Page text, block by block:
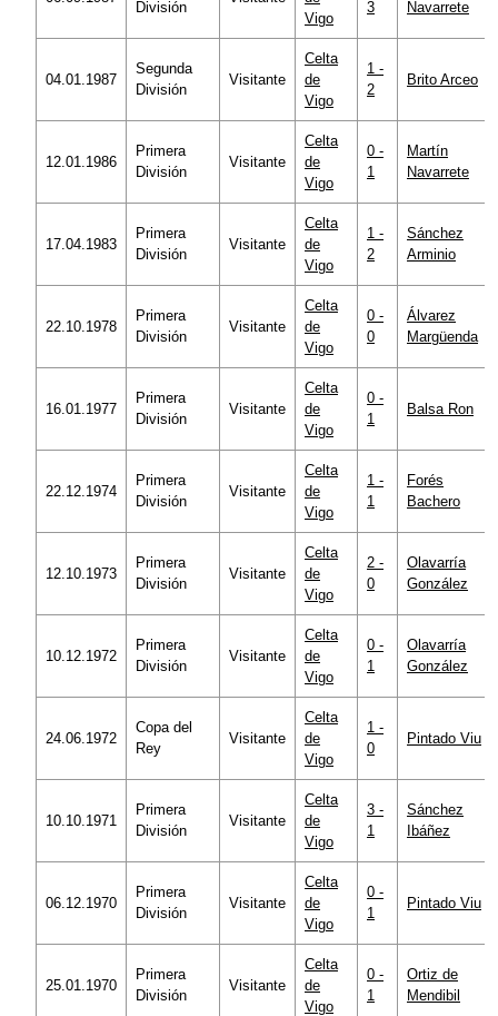
División
Vigo
3 Navarrete
04.01.1987
Segunda
División
Visitante
Celta
de
Vigo
1 -
2
Brito Arceo
12.01.1986
Primera
División
Visitante
Celta
de
Vigo
0 -
1
Martín
Navarrete
17.04.1983
Primera
División
Visitante
Celta
de
Vigo
1 -
2
Sánchez
Arminio
22.10.1978
Primera
División
Visitante
Celta
de
Vigo
0 -
0
Álvarez
Margüenda
16.01.1977
Primera
División
Visitante
Celta
de
Vigo
0 -
1
Balsa Ron
22.12.1974
Primera
División
Visitante
Celta
de
Vigo
1 -
1
Forés
Bachero
12.10.1973
Primera
División
Visitante
Celta
de
Vigo
2 -
0
Olavarría
González
10.12.1972
Primera
División
Visitante
Celta
de
Vigo
0 -
1
Olavarría
González
24.06.1972
Copa del
Rey
Visitante
Celta
de
Vigo
1 -
0
Pintado Viu
10.10.1971
Primera
División
Visitante
Celta
de
Vigo
3 -
1
Sánchez
Ibáñez
06.12.1970
Primera
División
Visitante
Celta
de
Vigo
0 -
1
Pintado Viu
25.01.1970
Primera
División
Visitante
Celta
de
Vigo
0 -
1
Ortiz de
Mendibil